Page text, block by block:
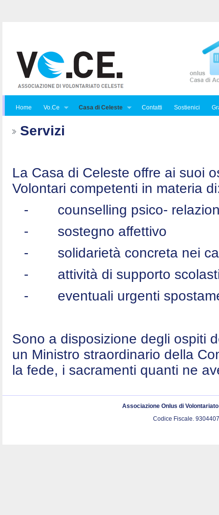
Home Vo.Ce Casa di Celeste Contatti Sostienici
Servizi
La Casa di Celeste offre ai suoi
Volontari competenti in materia
-
counselling psico-
-
sostegno affettivo
-
solidarietà concreta nei
-
attività di supporto
-
eventuali urgenti
Sono a disposizione degli ospiti
un Ministro straordinario della
la fede, i sacramenti quanti ne
Associazione Onlus di
Codice Fiscale.